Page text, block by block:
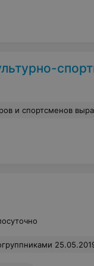
спортивной
на протяжении всего сбора. Наилучшие пожелания за ваше терпение и понимание. Отдельное
ковры почти во всех комнатах в пятнах. Караоке не работал, нам его чинили час, но микрофоны так и не функционировали. Мебель на террасе оказалась